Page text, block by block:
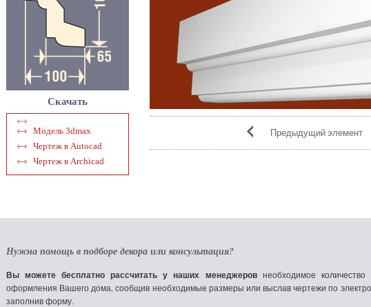
Скачать
Модель 3dmax
Чертеж в Autocad
Чертеж в Archicad
Предыдущий элемент
Нужна помощь в подборе декора или консультация?
Вы можете бесплатно рассчитать у наших менеджеровнеобходимое количество
оформления Вашего дома, сообщив необходимые размеры или выслав чертежи по
заполнив форму.